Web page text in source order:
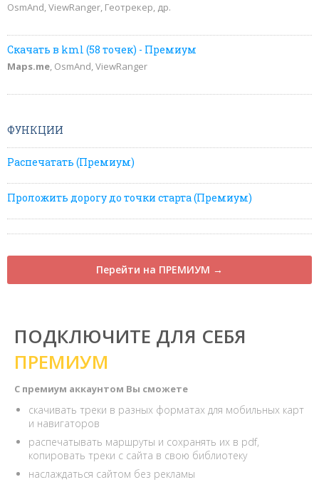
OsmAnd, ViewRanger, Геотрекер, др.
Скачать в kml (58 точек) - Премиум
Maps.me, OsmAnd, ViewRanger
ФУНКЦИИ
Распечатать (Премиум)
Проложить дорогу до точки старта (Премиум)
Перейти на ПРЕМИУМ →
ПОДКЛЮЧИТЕ ДЛЯ СЕБЯ
ПРЕМИУМ
С премиум аккаунтом Вы сможете
скачивать треки в разных форматах для мобильных карт
и навигаторов
распечатывать маршруты и сохранять их в pdf,
копировать треки с сайта в свою библиотеку
наслаждаться сайтом без рекламы